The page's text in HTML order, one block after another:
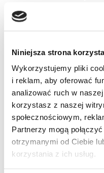
Niniejsza strona
Wykorzystujemy pliki
i reklam, aby oferować
analizować ruch w
korzystasz z naszej
społecznościowym,
Partnerzy mogą
otrzymanymi od Ciebie
korzystania z ich usług.
Zespół Aspergera.
pogodnym chłopcem.
łatwiej mi zrozumieć
rówieśnikami.
rehabilitacyjny - na to
trochę pieniędzy...
moje subkonto 1%